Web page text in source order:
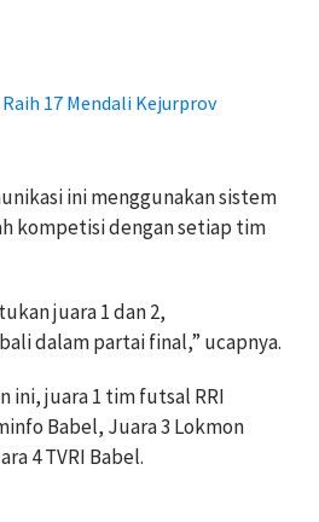
17 Mendali Kejurprov
ini menggunakan sistem
kompetisi dengan setiap tim
juara 1 dan 2,
dalam partai final,” ucapnya.
ini, juara 1 tim futsal RRI
Babel, Juara 3 Lokmon
4 TVRI Babel.